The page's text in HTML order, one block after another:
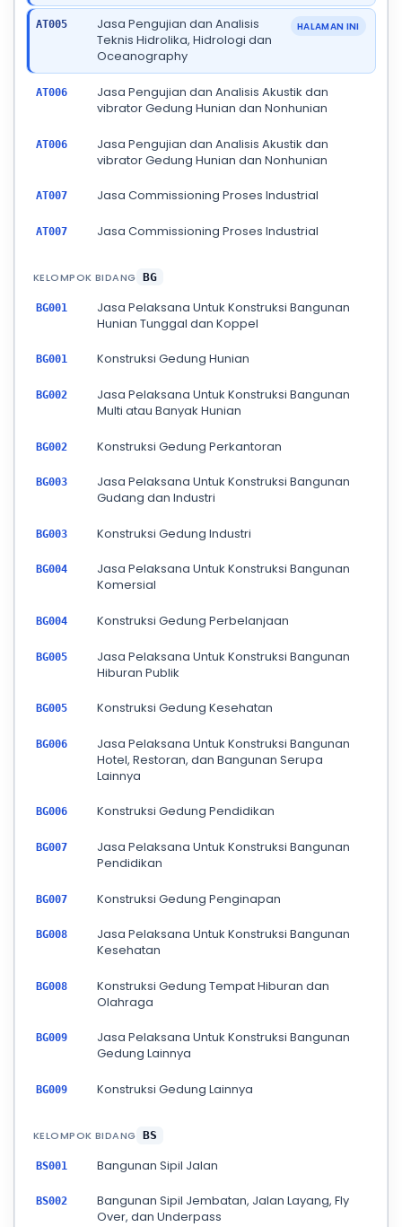
AT005
Jasa Pengujian dan Analisis
Teknis Hidrolika, Hidrologi dan
Oceanography
HALAMAN INI
AT006
Jasa Pengujian dan Analisis Akustik dan
vibrator Gedung Hunian dan Nonhunian
AT006
Jasa Pengujian dan Analisis Akustik dan
vibrator Gedung Hunian dan Nonhunian
AT007 Jasa Commissioning Proses Industrial
AT007 Jasa Commissioning Proses Industrial
KELOMPOK BIDANG BG
BG001
Jasa Pelaksana Untuk Konstruksi Bangunan
Hunian Tunggal dan Koppel
BG001 Konstruksi Gedung Hunian
BG002
Jasa Pelaksana Untuk Konstruksi Bangunan
Multi atau Banyak Hunian
BG002 Konstruksi Gedung Perkantoran
BG003
Jasa Pelaksana Untuk Konstruksi Bangunan
Gudang dan Industri
BG003 Konstruksi Gedung Industri
BG004
Jasa Pelaksana Untuk Konstruksi Bangunan
Komersial
BG004 Konstruksi Gedung Perbelanjaan
BG005
Jasa Pelaksana Untuk Konstruksi Bangunan
Hiburan Publik
BG005 Konstruksi Gedung Kesehatan
BG006
Jasa Pelaksana Untuk Konstruksi Bangunan
Hotel, Restoran, dan Bangunan Serupa
Lainnya
BG006 Konstruksi Gedung Pendidikan
BG007
Jasa Pelaksana Untuk Konstruksi Bangunan
Pendidikan
BG007 Konstruksi Gedung Penginapan
BG008
Jasa Pelaksana Untuk Konstruksi Bangunan
Kesehatan
BG008
Konstruksi Gedung Tempat Hiburan dan
Olahraga
BG009
Jasa Pelaksana Untuk Konstruksi Bangunan
Gedung Lainnya
BG009 Konstruksi Gedung Lainnya
KELOMPOK BIDANG BS
BS001 Bangunan Sipil Jalan
BS002
Bangunan Sipil Jembatan, Jalan Layang, Fly
Over, dan Underpass